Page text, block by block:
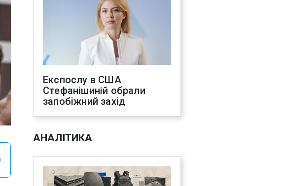
Експослу в США
Стефанішиній обрали
запобіжний захід
АНАЛІТИКА